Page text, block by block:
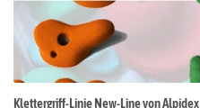
Klettergriff-Linie New-Line von Alpidex